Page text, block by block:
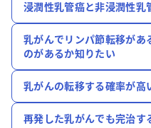
浸潤性乳管癌と非浸潤性乳
乳がんでリンパ節転移があ
のがあるか知りたい
乳がんの転移する確率が高
再発した乳がんでも完治す